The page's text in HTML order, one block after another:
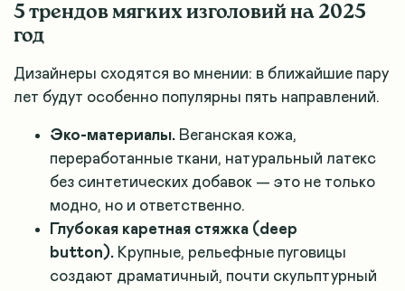
5 трендов мягких изголовий на 2025
год
Дизайнеры сходятся во мнении: в ближайшие пару
лет будут особенно популярны пять направлений.
Эко-материалы. Веганская кожа,
переработанные ткани, натуральный латекс
без синтетических добавок — это не только
модно, но и ответственно.
Глубокая каретная стяжка (deep
button). Крупные, рельефные пуговицы
создают драматичный, почти скульптурный